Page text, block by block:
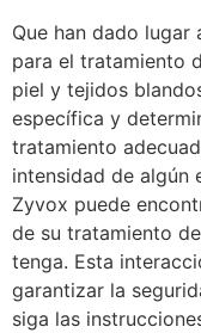
Que han dado
para el tratamiento
piel y tejidos
específica y
tratamiento
intensidad de algún
Zyvox puede
de su tratamiento
tenga. Esta
garantizar la
siga las